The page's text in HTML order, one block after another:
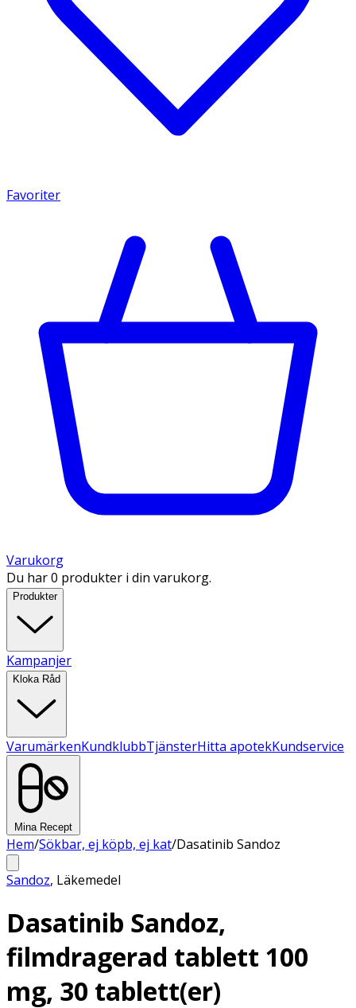
Favoriter
Varukorg
Du har 0 produkter i din varukorg.
Produkter
Kampanjer
Kloka Råd
VarumärkenKundklubbTjänsterHitta apotekKundservice
Mina Recept
Hem/Sökbar, ej köpb, ej kat/Dasatinib Sandoz
Sandoz, Läkemedel
Dasatinib Sandoz,
filmdragerad tablett 100
mg, 30 tablett(er)